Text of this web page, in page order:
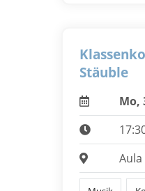
Stäuble
Mo,
Aula